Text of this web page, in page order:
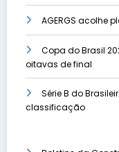
AGERGS acolhe
Copa do Brasil
oitavas de final
Série B do
classificação